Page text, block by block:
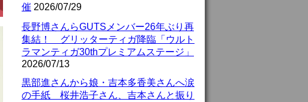
催 2026/07/29
長野博さんらGUTSメンバー26年ぶり再
集結！ グリッターティガ降臨「ウルト
ラマンティガ30thプレミアムステージ」
2026/07/13
黒部進さんから娘・吉本多香美さんへ涙
の手紙 桜井浩子さん、吉本さんと振り